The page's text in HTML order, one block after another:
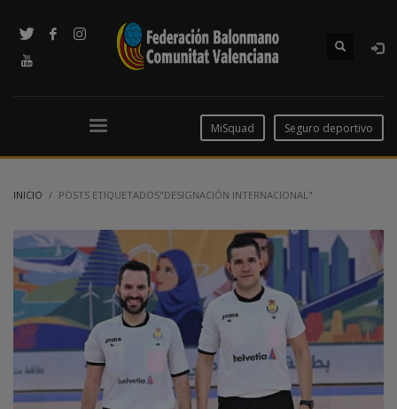
MiSquad Seguro deportivo
INICIO POSTS ETIQUETADOS"DESIGNACIÓN INTERNACIONAL"